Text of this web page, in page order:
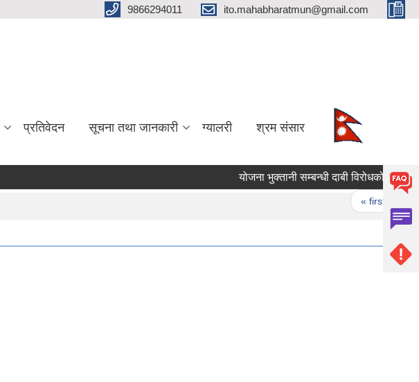
9866294011 ito.mahabharatmun@gmail.com
प्रतिवेदन सूचना तथा जानकारी ग्यालरी श्रम संसार
योजना भुक्तानी सम्बन्धी दाबी विरोधको सूचना।
« first